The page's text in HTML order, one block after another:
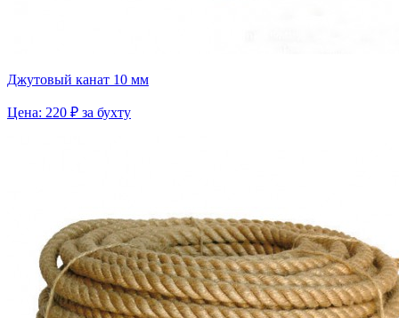
Джутовый канат 10 мм
Цена: 220 ₽ за бухту